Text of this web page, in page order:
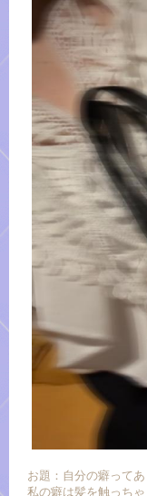
お題：自分の癖って
私の癖は髪を触っち